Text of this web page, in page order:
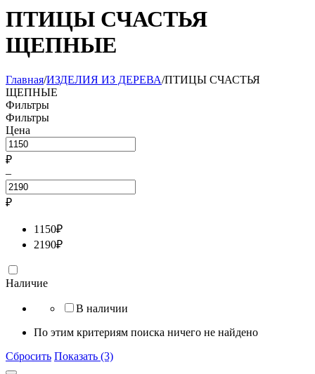
ПТИЦЫ СЧАСТЬЯ
ЩЕПНЫЕ
Главная/ИЗДЕЛИЯ ИЗ ДЕРЕВА/ПТИЦЫ СЧАСТЬЯ
ЩЕПНЫЕ
Фильтры
Фильтры
Цена
₽
–
₽
1150₽
2190₽
Наличие
В наличии
По этим критериям поиска ничего не найдено
Сбросить Показать (3)